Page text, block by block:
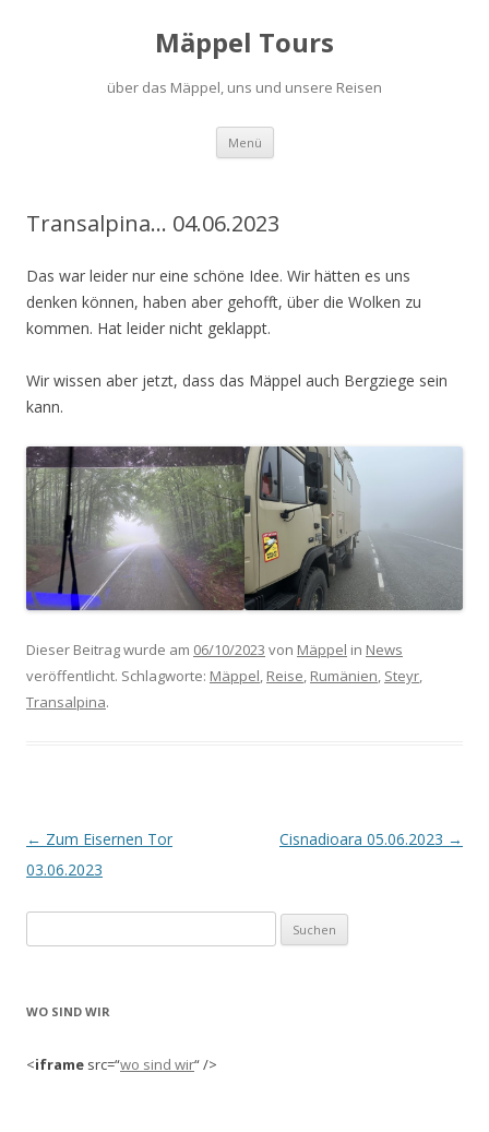
Mäppel Tours
über das Mäppel, uns und unsere Reisen
Menü Zum
springen
Transalpina… 04.06.2023
Das war leider nur eine schöne Idee. Wir hätten es uns
denken können, haben aber gehofft, über die Wolken zu
kommen. Hat leider nicht geklappt.
Wir wissen aber jetzt, dass das Mäppel auch Bergziege sein
kann.
Dieser Beitrag wurde am 06/10/2023 von Mäppel in News
veröffentlicht. Schlagworte: Mäppel, Reise, Rumänien, Steyr,
Transalpina.
Beitrags-
Navigation
← Zum Eisernen Tor
03.06.2023
Cisnadioara 05.06.2023 →
nach:
WO SIND WIR
<iframe src=“wo sind wir“ />